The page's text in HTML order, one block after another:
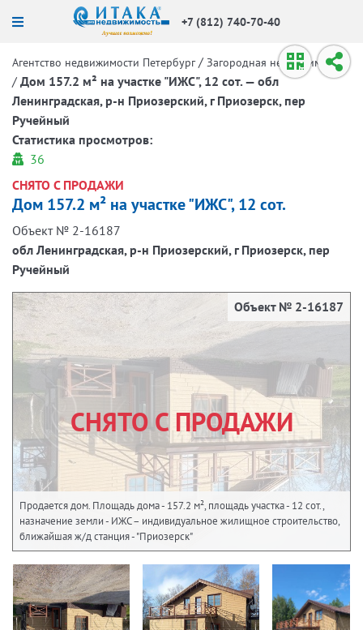
+7 (812) 740-70-40
Агентство недвижимости Петербург / Загородная недвижимость
/ Дом 157.2 м² на участке "ИЖС", 12 сот. — обл
Ленинградская, р-н Приозерский, г Приозерск, пер
Ручейный
Статистика просмотров:
36
СНЯТО С ПРОДАЖИ
Дом 157.2 м² на участке "ИЖС", 12 сот.
Объект № 2-16187
обл Ленинградская, р-н Приозерский, г Приозерск, пер
Ручейный
СНЯТО С ПРОДАЖИ
Объект № 2-16187
Продается дом. Площадь дома - 157.2 м², площадь участка - 12 сот.,
назначение земли - ИЖС – индивидуальное жилищное строительство,
ближайшая ж/д станция - "Приозерск"